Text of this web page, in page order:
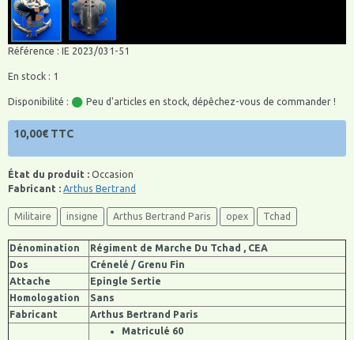
Référence : IE 2023/031-51
En stock : 1
Disponibilité : Peu d'articles en stock, dépêchez-vous de commander !
10,00€ TTC
État du produit : Occasion
Fabricant : Arthus Bertrand
Militaire insigne Arthus Bertrand Paris opex Tchad
Dénomination
Régiment de Marche Du Tchad , CEA
Dos
Crénelé / Grenu Fin
Attache
Epingle Sertie
Homologation
Sans
Fabricant
Arthus Bertrand Paris
Matriculé 60